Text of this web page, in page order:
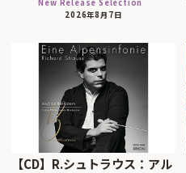
New Release Selection
2026年8月7日
【CD】R.シュトラウス：アル